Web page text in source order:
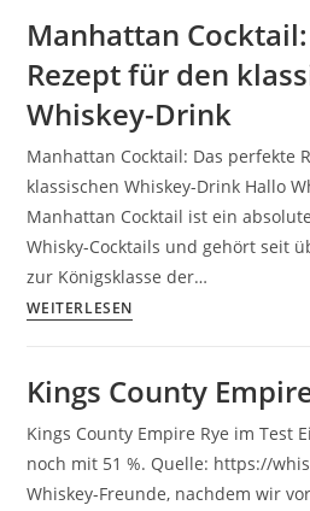
Manhattan
Rezept für den
Whiskey-Drink
Manhattan Cocktail: Das perfekte
klassischen Whiskey-Drink Hallo
Manhattan Cocktail ist ein
Whisky-Cocktails und gehört seit
zur Königsklasse der…
WEITERLESEN
Kings County
Kings County Empire Rye im Test
noch mit 51 %. Quelle: https://
Whiskey-Freunde, nachdem wir